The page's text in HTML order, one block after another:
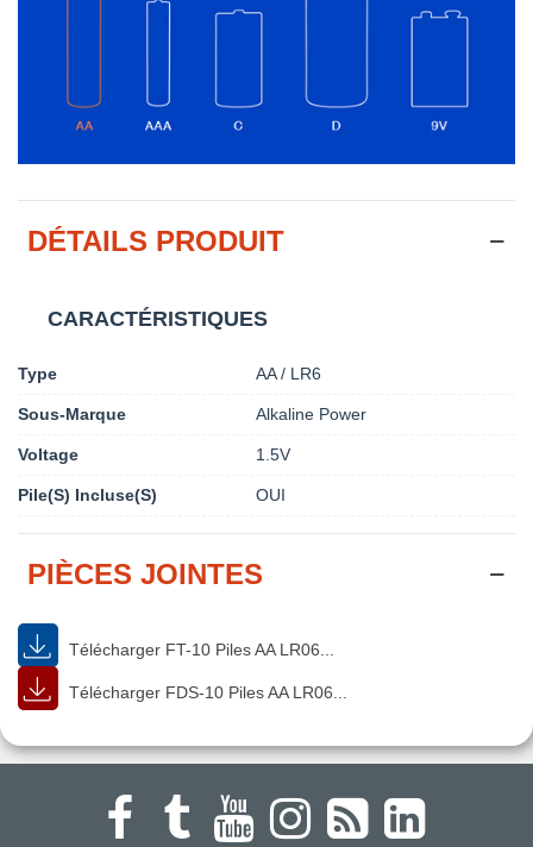
DÉTAILS PRODUIT
CARACTÉRISTIQUES
Type AA / LR6
Sous-Marque Alkaline Power
Voltage 1.5V
Pile(s) Incluse(s) OUI
PIÈCES JOINTES
Télécharger FT-10 Piles AA LR06...
Télécharger FDS-10 Piles AA LR06...